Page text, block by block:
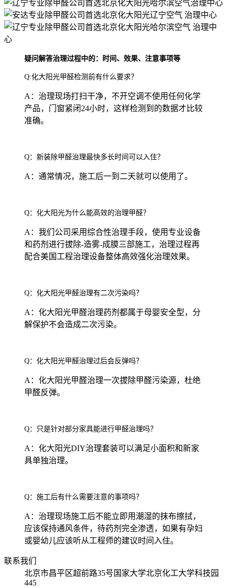
疑问解答治理过程中的：时间、效果、注意事项等
Q:化大阳光甲醛检测前有什么要求？
A：治理现场打扫干净，不开空调不使用任何化学
产品，门窗紧闭24小时，这样检测到的数据才比较
准确。
Q：新装除甲醛治理最快多长时间可以入住？
A：通常情况，施工后一到二天就可以使用了。
Q：化大阳光为什么能高效的治理甲醛？
A：我们公司采用综合性治理手段，使用专业设备
和药剂进行拔除-造雾-成膜三部施工，治理过程再
配合美国工程治理设备整体高效强化治理效果。
Q：化大阳光甲醛治理有二次污染吗？
A：化大阳光甲醛治理药剂都属于母婴安全型，分
解保护不会造成二次污染。
Q：化大阳光甲醛治理过后会反弹吗？
A：化大阳光甲醛治理一次拔除甲醛污染源，杜绝
甲醛反弹。
Q：只是针对部分家具能进行甲醛治理吗？
A：化大阳光DIY治理套装可以满足小面积和新家
具单独治理。
Q：施工后有什么需要注意的事项吗？
A：治理现场施工后不能立即用潮湿的抹布擦拭，
应该保持通风条件，待药剂完全渗透，如果有孕妇
或婴幼儿应该听从工程师的建议时间入住。
联系我们
北京市昌平区超前路35号国家大学北京化工大学科技园
445